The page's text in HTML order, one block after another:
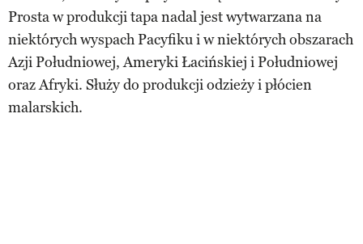
Prosta w produkcji tapa nadal jest wytwarzana na
niektórych wyspach Pacyfiku i w niektórych obszarach
Azji Południowej, Ameryki Łacińskiej i Południowej
oraz Afryki. Służy do produkcji odzieży i płócien
malarskich.